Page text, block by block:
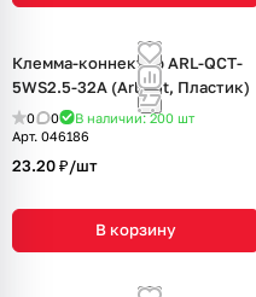
Клемма-коннектор ARL-QCT-
5WS2.5-32A (Arlight, Пластик)
0 0 В наличии: 200 шт
Арт. 046186
23.20 ₽/шт
В корзину